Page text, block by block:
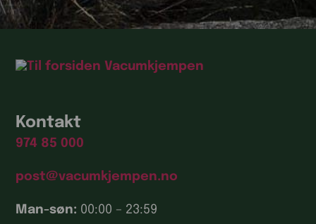
Kontakt
974 85 000
post@vacumkjempen.no
Man-søn: 00:00 – 23:59